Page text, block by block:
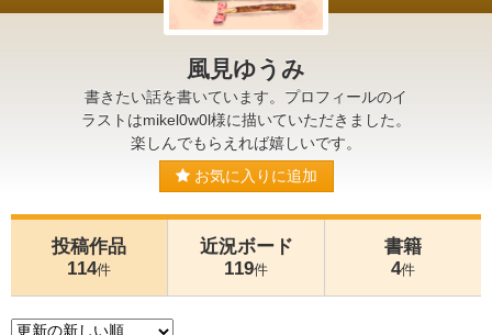
風見ゆうみ
書きたい話を書いています。プロフィールのイ
ラストはmikel0w0l様に描いていただきました。
楽しんでもらえれば嬉しいです。
お気に入りに追加
投稿作品
114件
近況ボード
119件
書籍
4件